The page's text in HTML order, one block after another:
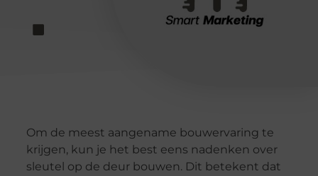
Om de meest aangename bouwervaring te
krijgen, kun je het best eens nadenken over
sleutel op de deur bouwen. Dit betekent dat